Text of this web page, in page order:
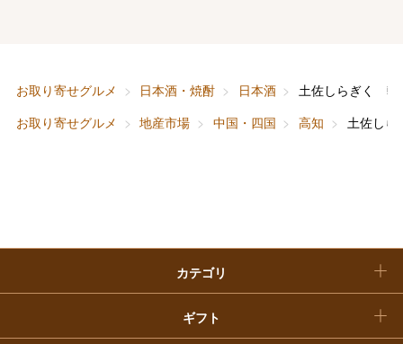
お取り寄せグルメ 日本酒・焼酎 日本酒
土佐しらぎく
お取り寄せグルメ
地産市場 中国・四国 高知 土佐し
カテゴリ
ベビー＆キッズ
ギフト
お香典返し
快気祝い
敬老の日
福袋